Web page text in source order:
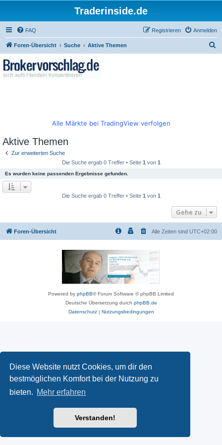
Diese Website nutzt Cookies, um dir den
bestmöglichen Komfort bei der Nutzung zu
bieten. Mehr erfahren
Verstanden!
Traderinside.de
FAQ Anmelden
Registrieren
Foren-Übersicht Suche Aktive Themen
Alle Märkte bei TradingView verfolgen
Aktive Themen
Zur erweiterten Suche
Die Suche ergab 0 Treffer • Seite 1 von 1
Es wurden keine passenden Ergebnisse gefunden.
Die Suche ergab 0 Treffer • Seite 1 von 1
Gehe zu
Foren-Übersicht Alle Zeiten sind UTC+02:00
Powered by phpBB® Forum Software © phpBB Limited
Deutsche Übersetzung durch phpBB.de
Datenschutz| Nutzungsbedingungen